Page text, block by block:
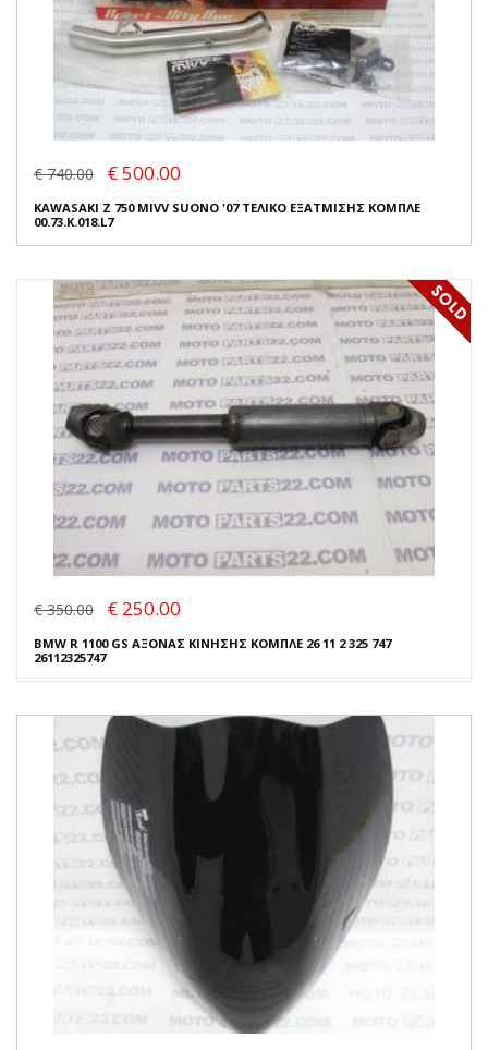
€ 740.00 € 500.00
KAWASAKI Z 750 MIVV SUONO '07 ΤΕΛΙΚΟ ΕΞΑΤΜΙΣΗΣ ΚΟΜΠΛΕ
00.73.K.018.L7
€ 350.00 € 250.00
BMW R 1100 GS ΑΞΟΝΑΣ ΚΙΝΗΣΗΣ ΚΟΜΠΛΕ 26 11 2 325 747
26112325747